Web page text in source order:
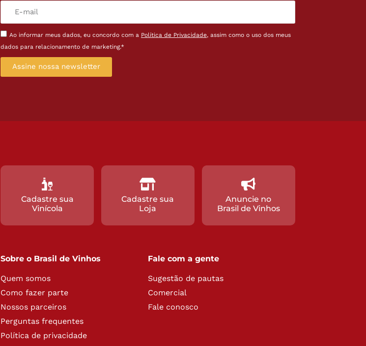
Ao informar meus dados, eu concordo com a Política de Privacidade, assim como o uso dos meus
dados para relacionamento de marketing.*
Assine nossa newsletter
Cadastre sua
Vinícola
Cadastre sua
Loja
Anuncie no
Brasil de Vinhos
Sobre o Brasil de Vinhos
Quem somos
Como fazer parte
Nossos parceiros
Perguntas frequentes
Política de privacidade
Fale com a gente
Sugestão de pautas
Comercial
Fale conosco